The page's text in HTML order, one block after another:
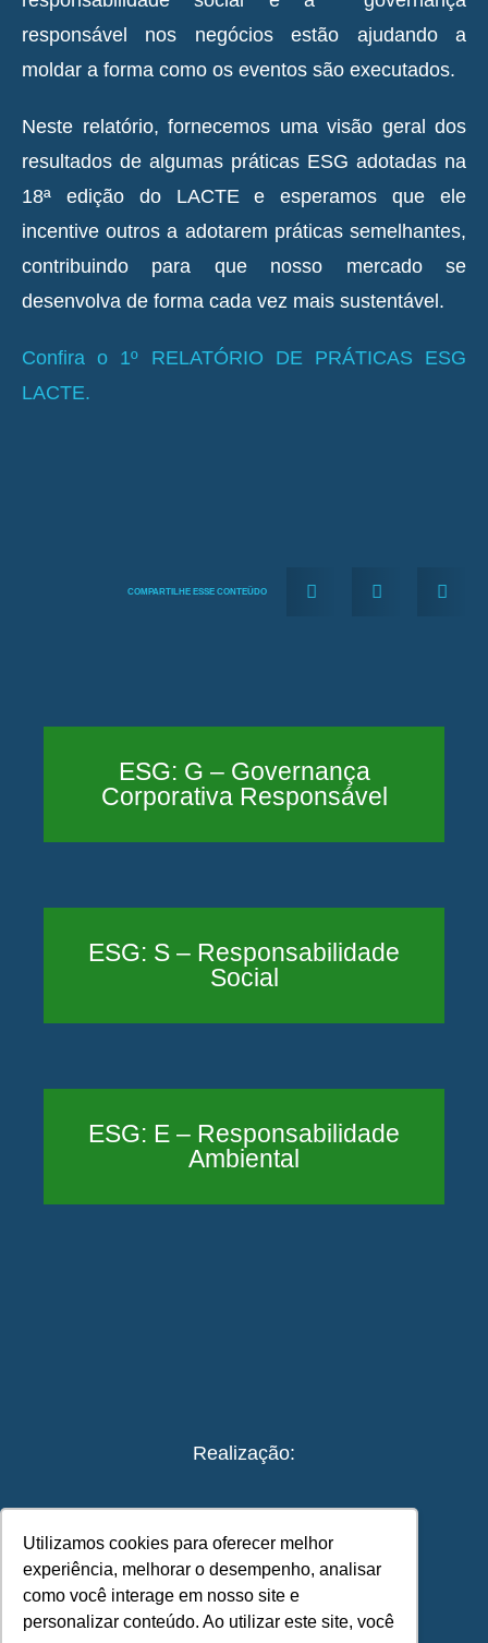
Utilizamos cookies para oferecer melhor
experiência, melhorar o desempenho, analisar
como você interage em nosso site e
personalizar conteúdo. Ao utilizar este site, você
responsável nos negócios estão ajudando a
moldar a forma como os eventos são executados.
Neste relatório, fornecemos uma visão geral dos
resultados de algumas práticas ESG adotadas na
18ª edição do LACTE e esperamos que ele
incentive outros a adotarem práticas semelhantes,
contribuindo para que nosso mercado se
desenvolva de forma cada vez mais sustentável.
Confira o 1º RELATÓRIO DE PRÁTICAS ESG
LACTE.
COMPARTILHE ESSE CONTEÜDO
ESG: G – Governança
Corporativa Responsável
ESG: S – Responsabilidade
Social
ESG: E – Responsabilidade
Ambiental
Realização: